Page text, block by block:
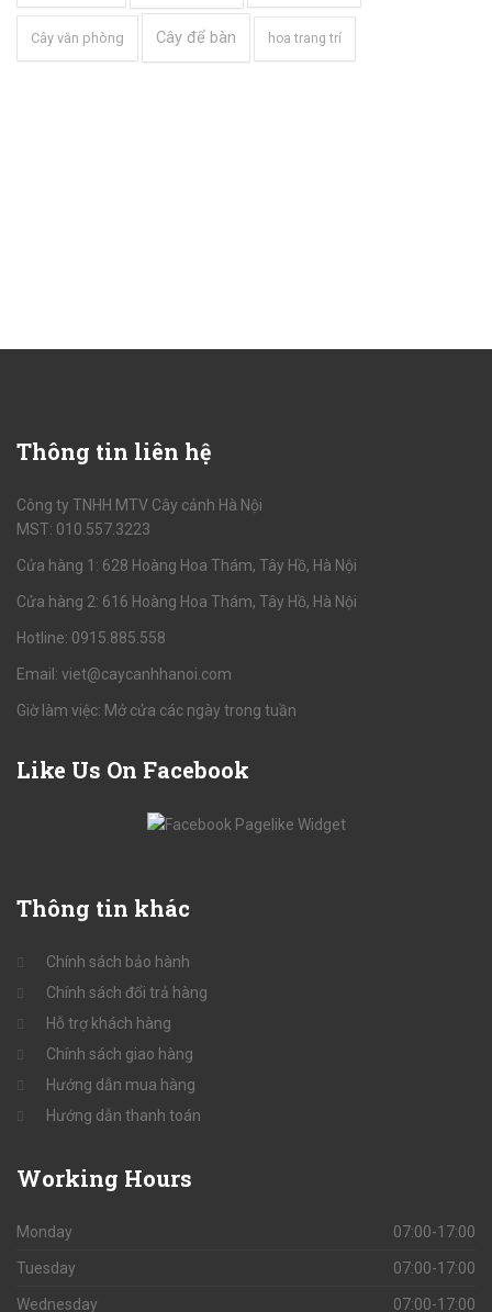
Cây văn phòng Cây để bàn hoa trang trí
Thông tin liên hệ
Công ty TNHH MTV Cây cảnh Hà Nội
MST: 010.557.3223
Cửa hàng 1: 628 Hoàng Hoa Thám, Tây Hồ, Hà Nội
Cửa hàng 2: 616 Hoàng Hoa Thám, Tây Hồ, Hà Nội
Hotline: 0915.885.558
Email: viet@caycanhhanoi.com
Giờ làm việc: Mở cửa các ngày trong tuần
Like Us On Facebook
Thông tin khác
Chính sách bảo hành
Chính sách đổi trả hàng
Hỗ trợ khách hàng
Chính sách giao hàng
Hướng dẫn mua hàng
Hướng dẫn thanh toán
Working Hours
Monday 07:00-17:00
Tuesday 07:00-17:00
Wednesday 07:00-17:00